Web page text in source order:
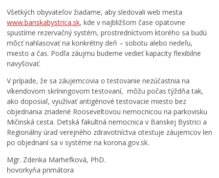
Všetkých obyvateľov žiadame, aby sledovali web mesta
www.banskabystrica.sk, kde v najbližšom čase opätovne
spustíme rezervačný systém, prostredníctvom ktorého sa budú
môcť nahlasovať na konkrétny deň – sobotu alebo nedeľu,
miesto a čas. Podľa záujmu budeme vedieť kapacity flexibilne
navyšovať.
V prípade, že sa záujemcovia o testovanie nezúčastnia na
víkendovom skríningovom testovaní, môžu počas týždňa tak,
ako doposiaľ, využívať antigénové testovacie miesto bez
objednania zriadené Rooseveltovou nemocnicou na parkovisku
Mičinská cesta. Detská fakultná nemocnica v Banskej Bystrici a
Regionálny úrad verejného zdravotníctva otestuje záujemcov len
po objednaní sa v systéme na korona.gov.sk.
Mgr. Zdenka Marhefková, PhD.
hovorkyňa primátora
e
ľ
s
t
v
a
1
3
.
8
.
2
0
2
6
0
7
n
g
F
e
s
t
v
a
l
u
2
0
2
6
0
7
l
i
z
o
v
a
n
á
n
a
j
e
s
e
ň
0
5